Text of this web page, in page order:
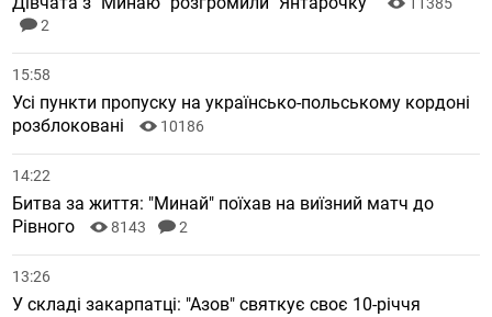
11385
2
15:58
Усі пункти пропуску на українсько-польському кордоні
розблоковані
10186
14:22
Битва за життя: "Минай" поїхав на виїзний матч до
Рівного
8143 2
13:26
У складі закарпатці: "Азов" святкує своє 10-річчя